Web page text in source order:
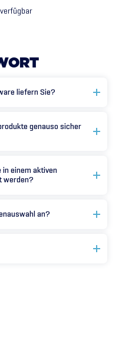
liefern Sie?
genauso sicher
einem aktiven
werden?
an?